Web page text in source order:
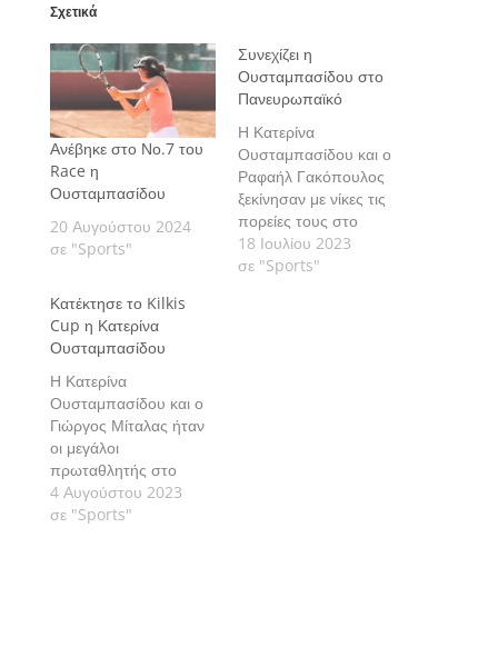
Σχετικά
Ανέβηκε στο Νο.7 του
Race η
Ουσταμπασίδου
20 Αυγούστου 2024
σε "Sports"
Συνεχίζει η
Ουσταμπασίδου στο
Πανευρωπαϊκό
Η Κατερίνα
Ουσταμπασίδου και ο
Ραφαήλ Γακόπουλος
ξεκίνησαν με νίκες τις
πορείες τους στο
Πανευρωπαϊκό
Πρωτάθλημα U14 στο
18 Ιουλίου 2023
σε "Sports"
Κατέκτησε το Kilkis
Cup η Κατερίνα
Ουσταμπασίδου
Η Κατερίνα
Ουσταμπασίδου και ο
Γιώργος Μίταλας ήταν
οι μεγάλοι
πρωταθλητής στο
διεθνές τουρνουά της
Tennis Europe που
4 Αυγούστου 2023
σε "Sports"